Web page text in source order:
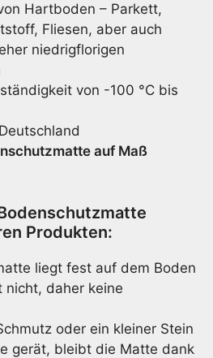
Hartboden – Parkett,
Fliesen, aber auch
niedrigflorigen
von -100 °C bis
auf Maß
Produkten:
liegt fest auf dem Boden
nicht, daher keine
oder ein kleiner Stein
gerät, bleibt die Matte dank